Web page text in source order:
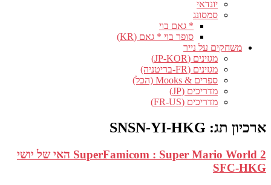
יונדאי
סמסונג
* גאם בוי
סופר בוי * גאם (KR)
משחקים על נייר
מגזינים (JP-KOR)
מגזינים (FR-בריטניה)
ספרים & Mooks (הכל)
מדריכים (JP)
מדריכים (FR-US)
ארכיון תג: SNSN-YI-HKG
SuperFamicom : Super Mario World 2 האי של יושי
SFC-HKG